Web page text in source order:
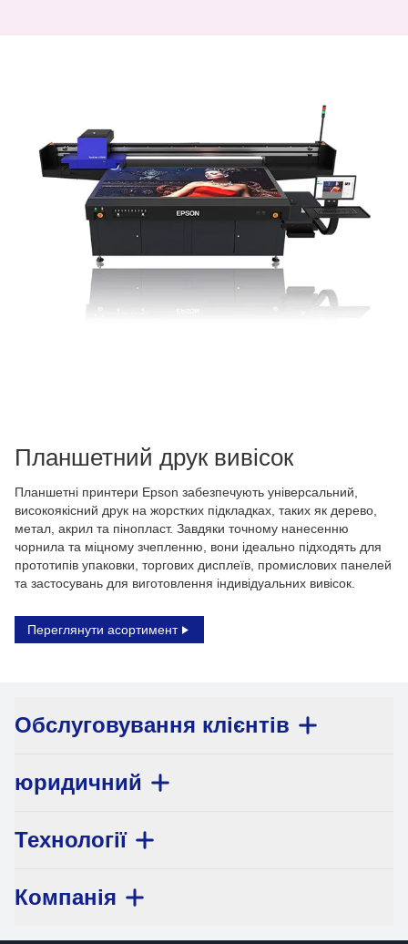
Планшетний друк вивісок
Планшетні принтери Epson забезпечують універсальний,
високоякісний друк на жорстких підкладках, таких як дерево,
метал, акрил та пінопласт. Завдяки точному нанесенню
чорнила та міцному зчепленню, вони ідеально підходять для
прототипів упаковки, торгових дисплеїв, промислових панелей
та застосувань для виготовлення індивідуальних вивісок.
Переглянути асортимент
Обслуговування клієнтів
юридичний
Технології
Компанія